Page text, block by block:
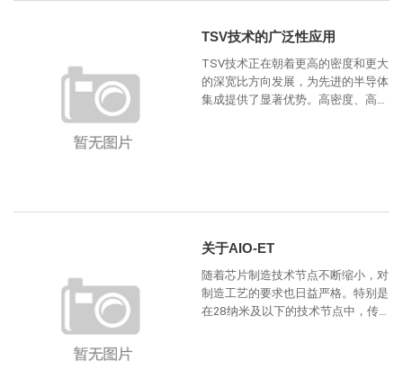
TSV技术的广泛性应用
TSV技术正在朝着更高的密度和更大
的深宽比方向发展，为先进的半导体
集成提供了显著优势。高密度、高深
关于AIO-ET
随着芯片制造技术节点不断缩小，对
制造工艺的要求也日益严格。特别是
在28纳米及以下的技术节点中，传